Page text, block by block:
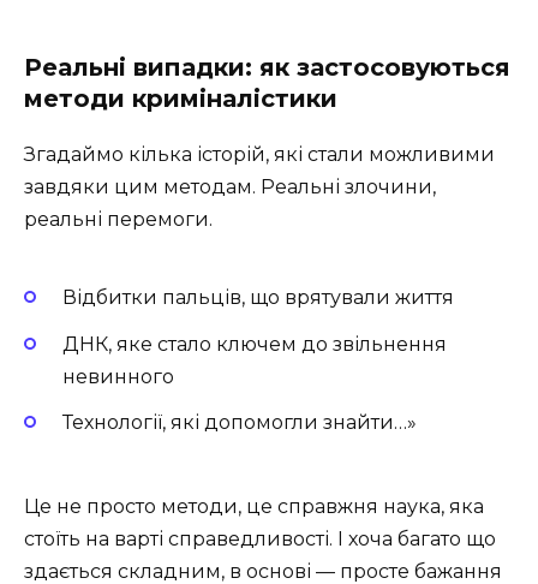
Реальні випадки: як застосовуються
методи криміналістики
Згадаймо кілька історій, які стали можливими
завдяки цим методам. Реальні злочини,
реальні перемоги.
Відбитки пальців, що врятували життя
ДНК, яке стало ключем до звільнення
невинного
Технології, які допомогли знайти…»
Це не просто методи, це справжня наука, яка
стоїть на варті справедливості. І хоча багато що
здається складним, в основі — просте бажання